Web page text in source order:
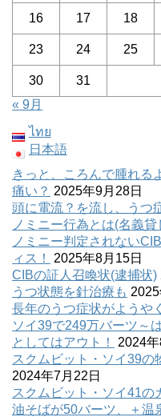
16 17 18
23 24 25
30
31
« 9月
ไทย
日本語
きっと、ころんで腫れる
痛い？ 2025年9月28日
頭に電流？を流し、うつ
ノミニー行為とは(名義貸
ノミニー判定されない
ィス！
2025年8月15日
CIBの証人召喚状(逮捕状)
うつ状態を針治療も
長年のうつ症状がようや
ソイ39で249万バーツ～
としてはアウト！
2024
スクムビット・ソイ39の
2024年7月22日
スクムビット・ソイ41の
油そばが50バーツ、＋温